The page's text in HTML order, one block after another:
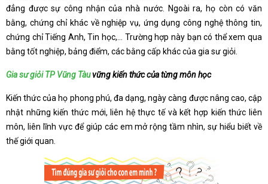
đẳng được sự công nhận của nhà nước. Ngoài ra, họ còn có văn
bằng, chứng chỉ khác về nghiệp vụ, ứng dụng công nghệ thông tin,
chứng chỉ Tiếng Anh, Tin học,… Trường hợp này bạn có thể xem qua
bằng tốt nghiệp, bảng điểm, các bằng cấp khác của gia sư giỏi.
Gia sư giỏi TP Vũng Tàuvững kiến thức của từng môn học
Kiến thức của họ phong phú, đa dạng, ngày càng được nâng cao, cập
nhật những kiến thức mới, liên hệ thực tế và kết hợp kiến thức liên
môn, liên lĩnh vực để giúp các em mở rộng tầm nhìn, sự hiểu biết về
thế giới quan.